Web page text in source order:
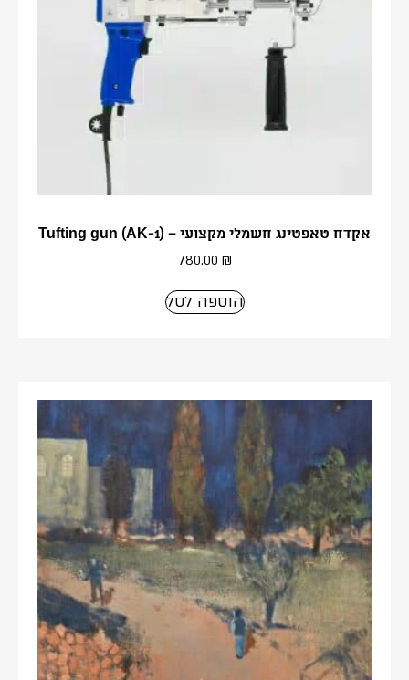
אקדח טאפטינג חשמלי מקצועי – Tufting gun (AK-1)
780.00 ₪
הוספה לסל